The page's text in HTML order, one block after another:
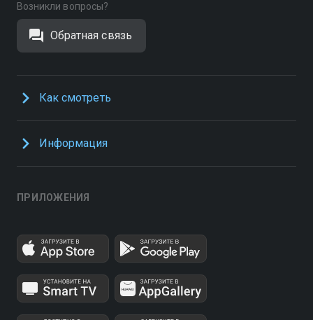
Возникли вопросы?
Обратная связь
Как смотреть
Информация
ПРИЛОЖЕНИЯ